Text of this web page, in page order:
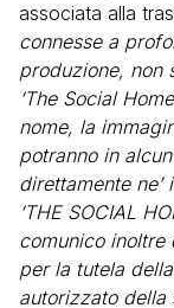
associata alla
connesse a
produzione, non
‘The Social
nome, la
potranno in
direttamente
‘THE SOCIAL
comunico inoltre
per la tutela
autorizzato della